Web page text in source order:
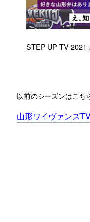
STEP UP TV
以前のシーズンはこち
山形ワイヴァンズ